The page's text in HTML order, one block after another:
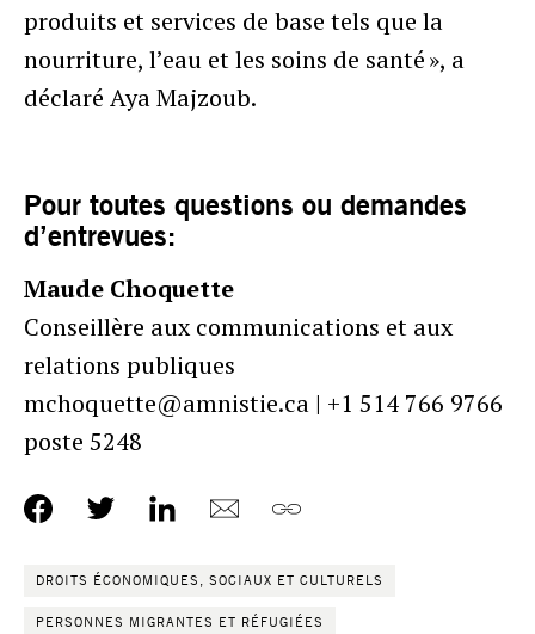
produits et services de base tels que la
nourriture, l’eau et les soins de santé », a
déclaré Aya Majzoub.
Pour toutes questions ou demandes
d’entrevues:
Maude Choquette
Conseillère aux communications et aux
relations publiques
mchoquette@amnistie.ca | +1 514 766 9766
poste 5248
DROITS ÉCONOMIQUES, SOCIAUX ET CULTURELS
PERSONNES MIGRANTES ET RÉFUGIÉES